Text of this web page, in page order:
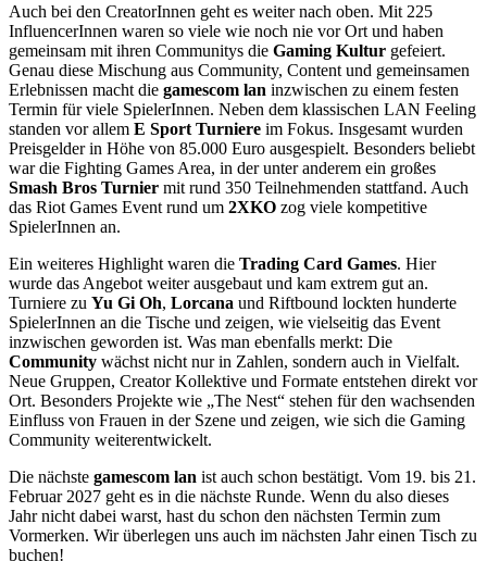
Auch bei den CreatorInnen geht es weiter nach oben. Mit 225
InfluencerInnen waren so viele wie noch nie vor Ort und haben
gemeinsam mit ihren Communitys die Gaming Kultur gefeiert.
Genau diese Mischung aus Community, Content und gemeinsamen
Erlebnissen macht die gamescom lan inzwischen zu einem festen
Termin für viele SpielerInnen. Neben dem klassischen LAN Feeling
standen vor allem E Sport Turniere im Fokus. Insgesamt wurden
Preisgelder in Höhe von 85.000 Euro ausgespielt. Besonders beliebt
war die Fighting Games Area, in der unter anderem ein großes
Smash Bros Turnier mit rund 350 Teilnehmenden stattfand. Auch
das Riot Games Event rund um 2XKO zog viele kompetitive
SpielerInnen an.
Ein weiteres Highlight waren die Trading Card Games. Hier
wurde das Angebot weiter ausgebaut und kam extrem gut an.
Turniere zu Yu Gi Oh, Lorcana und Riftbound lockten hunderte
SpielerInnen an die Tische und zeigen, wie vielseitig das Event
inzwischen geworden ist. Was man ebenfalls merkt: Die
Community wächst nicht nur in Zahlen, sondern auch in Vielfalt.
Neue Gruppen, Creator Kollektive und Formate entstehen direkt vor
Ort. Besonders Projekte wie „The Nest“ stehen für den wachsenden
Einfluss von Frauen in der Szene und zeigen, wie sich die Gaming
Community weiterentwickelt.
Die nächste gamescom lan ist auch schon bestätigt. Vom 19. bis 21.
Februar 2027 geht es in die nächste Runde. Wenn du also dieses
Jahr nicht dabei warst, hast du schon den nächsten Termin zum
Vormerken. Wir überlegen uns auch im nächsten Jahr einen Tisch zu
buchen!